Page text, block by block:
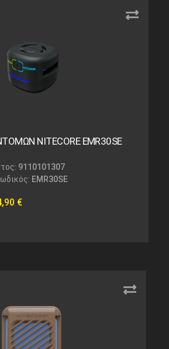
NITECORE EMR30SE
9110101307
EMR30SE
€